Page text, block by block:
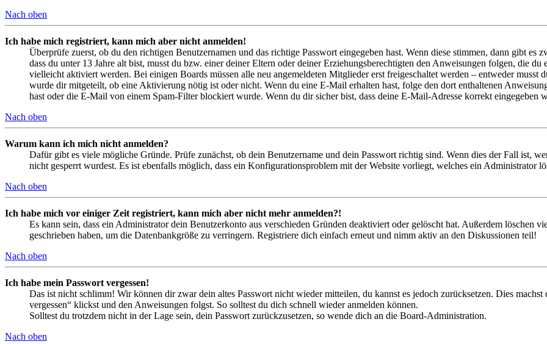
Nach oben
Ich habe mich registriert, kann mich aber nicht anmelden!
Überprüfe zuerst, ob du den richtigen Benutzernamen und das richtige Passwort eingegeben hast. Wenn diese stimmen, dann gibt es
dass du unter 13 Jahre alt bist, musst du bzw. einer deiner Eltern oder deiner Erziehungsberechtigten den Anweisungen folgen, die
vielleicht aktiviert werden. Bei einigen Boards müssen alle neu angemeldeten Mitglieder erst freigeschaltet werden – entweder musst
wurde dir mitgeteilt, ob eine Aktivierung nötig ist oder nicht. Wenn du eine E-Mail erhalten hast, folge den dort enthaltenen
hast oder die E-Mail von einem Spam-Filter blockiert wurde. Wenn du dir sicher bist, dass deine E-Mail-Adresse korrekt eingegeben
Nach oben
Warum kann ich mich nicht anmelden?
Dafür gibt es viele mögliche Gründe. Prüfe zunächst, ob dein Benutzername und dein Passwort richtig sind. Wenn dies der Fall ist,
nicht gesperrt wurdest. Es ist ebenfalls möglich, dass ein Konfigurationsproblem mit der Website vorliegt, welches ein Administrator
Nach oben
Ich habe mich vor einiger Zeit registriert, kann mich aber nicht mehr anmelden?!
Es kann sein, dass ein Administrator dein Benutzerkonto aus verschieden Gründen deaktiviert oder gelöscht hat. Außerdem löschen
geschrieben haben, um die Datenbankgröße zu verringern. Registriere dich einfach erneut und nimm aktiv an den Diskussionen teil!
Nach oben
Ich habe mein Passwort vergessen!
Das ist nicht schlimm! Wir können dir zwar dein altes Passwort nicht wieder mitteilen, du kannst es jedoch zurücksetzen. Dies
vergessen“ klickst und den Anweisungen folgst. So solltest du dich schnell wieder anmelden können.
Solltest du trotzdem nicht in der Lage sein, dein Passwort zurückzusetzen, so wende dich an die Board-Administration.
Nach oben